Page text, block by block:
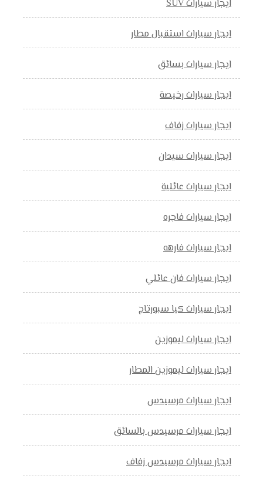
ايجار سيارات SUV
ايجار سيارات استقبال مطار
ايجار سيارات بسائق
ايجار سيارات رخيصة
ايجار سيارات زفاف
ايجار سيارات سيدان
ايجار سيارات عائلية
ايجار سيارات فاجره
ايجار سيارات فارهه
ايجار سيارات فان عائلي
ايجار سيارات كيا سبورتاج
ايجار سيارات ليموزين
ايجار سيارات ليموزين المطار
ايجار سيارات مرسيدس
ايجار سيارات مرسيدس بالسائق
ايجار سيارات مرسيدس زفاف